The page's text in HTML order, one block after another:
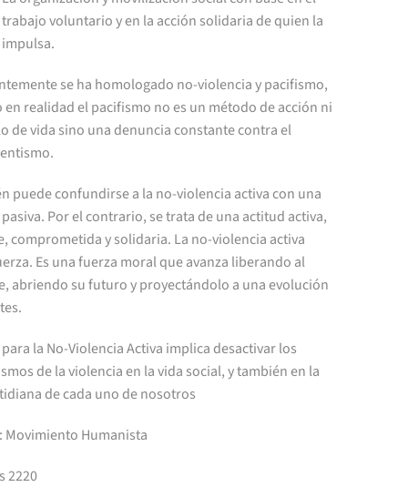
trabajo voluntario y en la acción solidaria de quien la
impulsa.
se ha homologado no-violencia y pacifismo,
en realidad el pacifismo no es un método de acción ni
de vida sino una denuncia constante contra el
puede confundirse a la no-violencia activa con una
Por el contrario, se trata de una actitud activa,
comprometida y solidaria. La no-violencia activa
Es una fuerza moral que avanza liberando al
abriendo su futuro y proyectándolo a una evolución
la No-Violencia Activa implica desactivar los
de la violencia en la vida social, y también en la
de cada uno de nosotros
Movimiento Humanista
2220